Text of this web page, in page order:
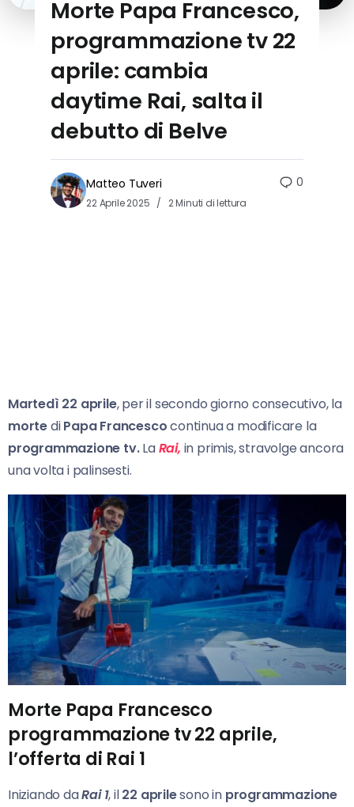
Morte Papa Francesco,
programmazione tv 22
aprile: cambia
daytime Rai, salta il
debutto di Belve
Matteo Tuveri
22 Aprile 2025 2 Minuti di lettura
0
Martedì 22 aprile, per il secondo giorno consecutivo, la
mortediPapa Francescocontinua a modificare la
programmazione tv.LaRai, in primis, stravolge ancora
una volta i palinsesti.
Morte Papa Francesco
programmazione tv 22 aprile,
l’offerta di Rai 1
Iniziando daRai 1, il22 aprilesono in programmazione